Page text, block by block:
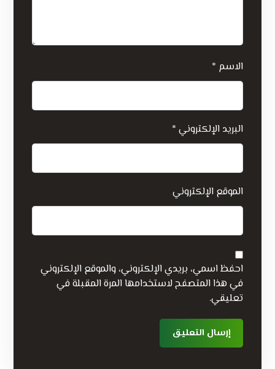
الاسم *
البريد الإلكتروني *
الموقع الإلكتروني
احفظ اسمي، بريدي الإلكتروني، والموقع الإلكتروني
في هذا المتصفح لاستخدامها المرة المقبلة في
تعليقي.
إرسال التعليق